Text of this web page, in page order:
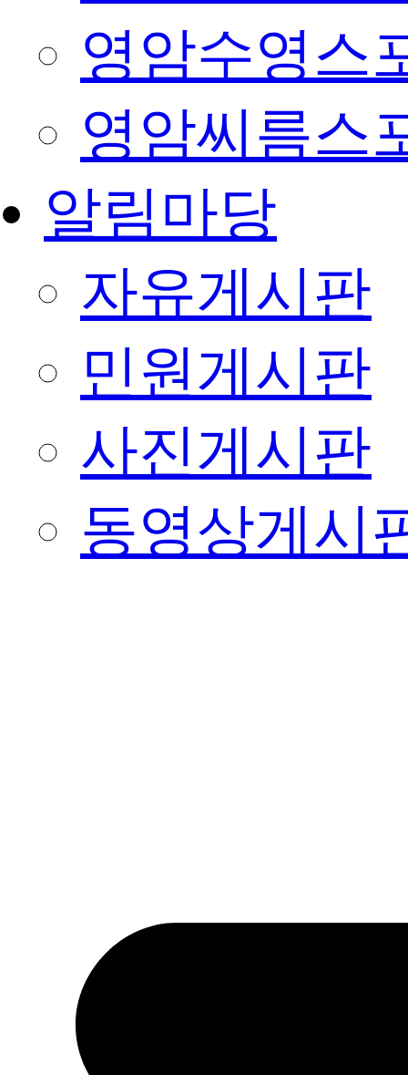
영암수영스
영암씨름스
알림마당
자유게시판
민원게시판
사진게시판
동영상게시